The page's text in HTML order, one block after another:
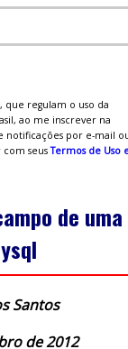
que regulam o uso da
ao me inscrever na
notificações por e-mail
com seusTermos de Uso
de uma
Santos
de 2012